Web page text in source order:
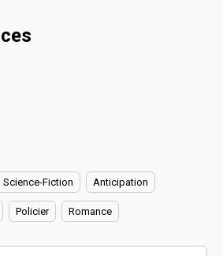
Science-Fiction Anticipation
Policier Romance